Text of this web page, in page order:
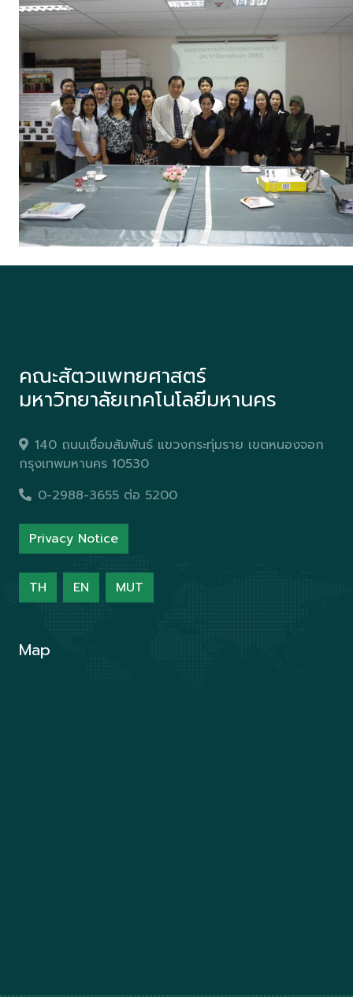
คณะสัตวแพทยศาสตร์
มหาวิทยาลัยเทคโนโลยีมหานคร
140 ถนนเชื่อมสัมพันธ์ แขวงกระทุ่มราย เขตหนองจอก
กรุงเทพมหานคร 10530
0-2988-3655 ต่อ 5200
Privacy Notice
TH EN MUT
Map